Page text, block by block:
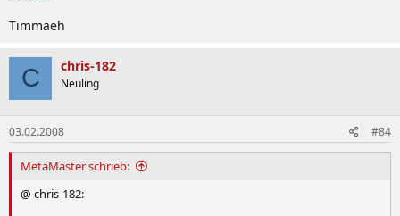
Timmaeh
C chris-182
Neuling
03.02.2008 #84
MetaMaster schrieb:
@ chris-182: